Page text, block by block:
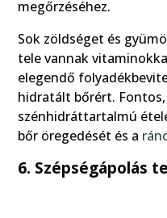
megőrzéséhez.
Sok zöldséget és
tele vannak
elegendő
hidratált bőrért.
szénhidráttartalmú
bőr öregedését és a
6. Szépségápolás